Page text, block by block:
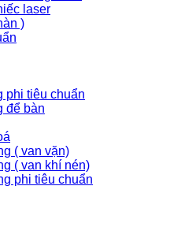
laser
)
phi tiêu chuẩn
để bàn
( van vặn)
( van khí nén)
phi tiêu chuẩn